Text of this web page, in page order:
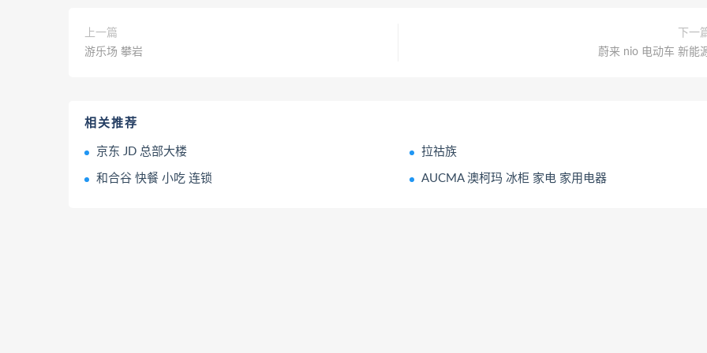
上一篇
游乐场 攀岩
下一
蔚来 nio 电动车 新能
相关推荐
京东 JD 总部大楼 拉祜族
和合谷 快餐 小吃 连锁 AUCMA 澳柯玛 冰柜 家电 家用电器